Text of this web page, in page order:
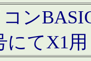
ン
にてX1